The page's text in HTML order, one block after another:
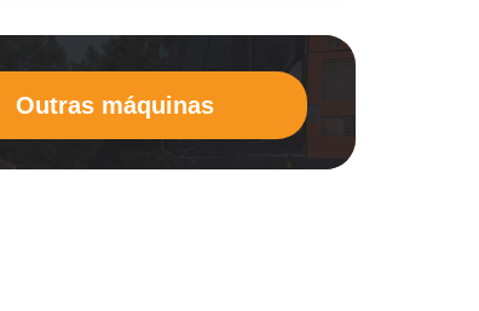
Outras máquinas